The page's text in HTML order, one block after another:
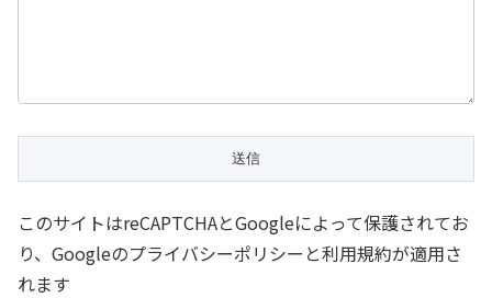
このサイトはreCAPTCHAとGoogleによって保護されてお
り、Googleのプライバシーポリシーと利用規約が適用さ
れます